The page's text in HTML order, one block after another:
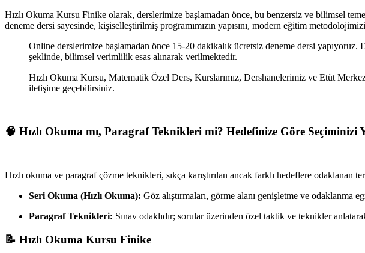
Hızlı Okuma Kursu Finike olarak, derslerimize başlamadan önce, bu benzersiz ve bilimsel
deneme dersi sayesinde, kişiselleştirilmiş programımızın yapısını, modern eğitim
Online derslerimize başlamadan önce 15-20 dakikalık ücretsiz deneme dersi yapıyoruz.
şeklinde, bilimsel verimlilik esas alınarak verilmektedir.
Hızlı Okuma Kursu, Matematik Özel Ders, Kurslarımız, Dershanelerimiz ve Etüt
iletişime geçebilirsiniz.
🧠 Hızlı Okuma mı, Paragraf Teknikleri mi? Hedefinize Göre Seçiminizi
Hızlı okuma ve paragraf çözme teknikleri, sıkça karıştırılan ancak farklı hedeflere odaklanan
Seri Okuma (Hızlı Okuma): Göz alıştırmaları, görme alanı genişletme ve odaklanma
Paragraf Teknikleri: Sınav odaklıdır; sorular üzerinden özel taktik ve teknikler
📝 Hızlı Okuma Kursu Finike